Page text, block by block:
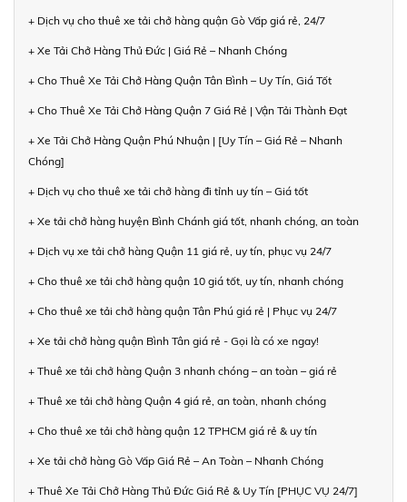
+ Dịch vụ cho thuê xe tải chở hàng quận Gò Vấp giá rẻ, 24/7
+ Xe Tải Chở Hàng Thủ Đức | Giá Rẻ – Nhanh Chóng
+ Cho Thuê Xe Tải Chở Hàng Quận Tân Bình – Uy Tín, Giá Tốt
+ Cho Thuê Xe Tải Chở Hàng Quận 7 Giá Rẻ | Vận Tải Thành Đạt
+ Xe Tải Chở Hàng Quận Phú Nhuận | [Uy Tín – Giá Rẻ – Nhanh
Chóng]
+ Dịch vụ cho thuê xe tải chở hàng đi tỉnh uy tín – Giá tốt
+ Xe tải chở hàng huyện Bình Chánh giá tốt, nhanh chóng, an toàn
+ Dịch vụ xe tải chở hàng Quận 11 giá rẻ, uy tín, phục vụ 24/7
+ Cho thuê xe tải chở hàng quận 10 giá tốt, uy tín, nhanh chóng
+ Cho thuê xe tải chở hàng quận Tân Phú giá rẻ | Phục vụ 24/7
+ Xe tải chở hàng quận Bình Tân giá rẻ - Gọi là có xe ngay!
+ Thuê xe tải chở hàng Quận 3 nhanh chóng – an toàn – giá rẻ
+ Thuê xe tải chở hàng Quận 4 giá rẻ, an toàn, nhanh chóng
+ Cho thuê xe tải chở hàng quận 12 TPHCM giá rẻ & uy tín
+ Xe tải chở hàng Gò Vấp Giá Rẻ – An Toàn – Nhanh Chóng
+ Thuê Xe Tải Chở Hàng Thủ Đức Giá Rẻ & Uy Tín [PHỤC VỤ 24/7]